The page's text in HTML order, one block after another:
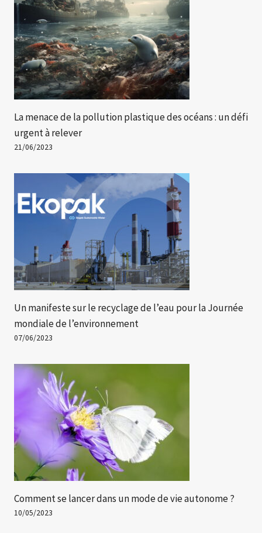
La menace de la pollution plastique des océans : un défi
urgent à relever
21/06/2023
Un manifeste sur le recyclage de l’eau pour la Journée
mondiale de l’environnement
07/06/2023
Comment se lancer dans un mode de vie autonome ?
10/05/2023